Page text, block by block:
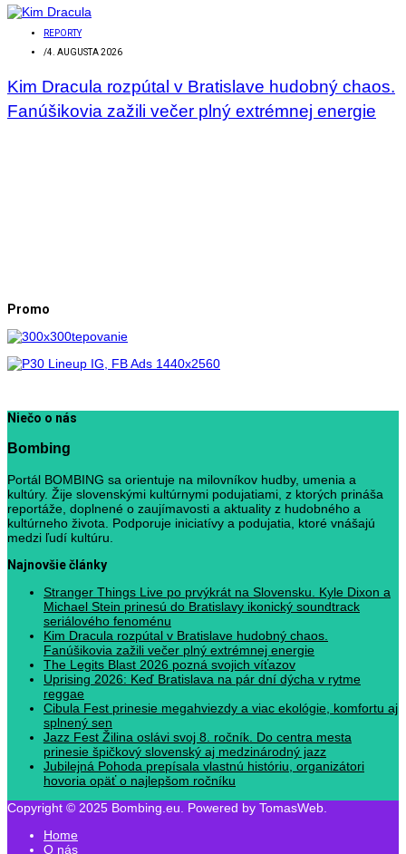
REPORTY
/4. AUGUSTA 2026
Kim Dracula rozpútal v Bratislave hudobný chaos.
Fanúšikovia zažili večer plný extrémnej energie
Promo
Niečo o nás
Bombing
Portál BOMBING sa orientuje na milovníkov hudby, umenia a
kultúry. Žije slovenskými kultúrnymi podujatiami, z ktorých prináša
reportáže, doplnené o zaujímavosti a aktuality z hudobného a
kultúrneho života. Podporuje iniciatívy a podujatia, ktoré vnášajú
medzi ľudí kultúru.
Najnovšie články
Stranger Things Live po prvýkrát na Slovensku. Kyle Dixon a
Michael Stein prinesú do Bratislavy ikonický soundtrack
seriálového fenoménu
Kim Dracula rozpútal v Bratislave hudobný chaos.
Fanúšikovia zažili večer plný extrémnej energie
The Legits Blast 2026 pozná svojich víťazov
Uprising 2026: Keď Bratislava na pár dní dýcha v rytme
reggae
Cibula Fest prinesie megahviezdy a viac ekológie, komfortu aj
splnený sen
Jazz Fest Žilina oslávi svoj 8. ročník. Do centra mesta
prinesie špičkový slovenský aj medzinárodný jazz
Jubilejná Pohoda prepísala vlastnú históriu, organizátori
hovoria opäť o najlepšom ročníku
Copyright © 2025 Bombing.eu. Powered by TomasWeb.
Home
O nás